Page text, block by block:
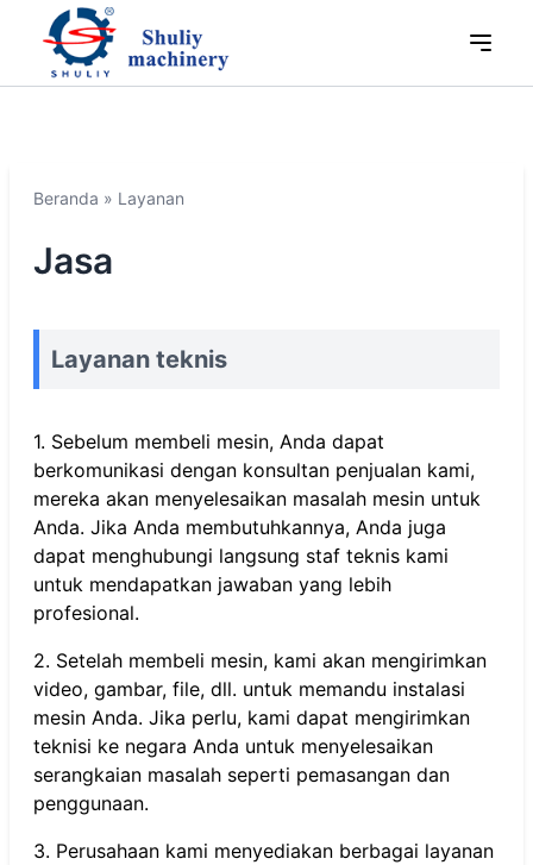
Beranda » Layanan
Jasa
Layanan teknis
1. Sebelum membeli mesin, Anda dapat
berkomunikasi dengan konsultan penjualan kami,
mereka akan menyelesaikan masalah mesin untuk
Anda. Jika Anda membutuhkannya, Anda juga
dapat menghubungi langsung staf teknis kami
untuk mendapatkan jawaban yang lebih
profesional.
2. Setelah membeli mesin, kami akan mengirimkan
video, gambar, file, dll. untuk memandu instalasi
mesin Anda. Jika perlu, kami dapat mengirimkan
teknisi ke negara Anda untuk menyelesaikan
serangkaian masalah seperti pemasangan dan
penggunaan.
3. Perusahaan kami menyediakan berbagai layanan